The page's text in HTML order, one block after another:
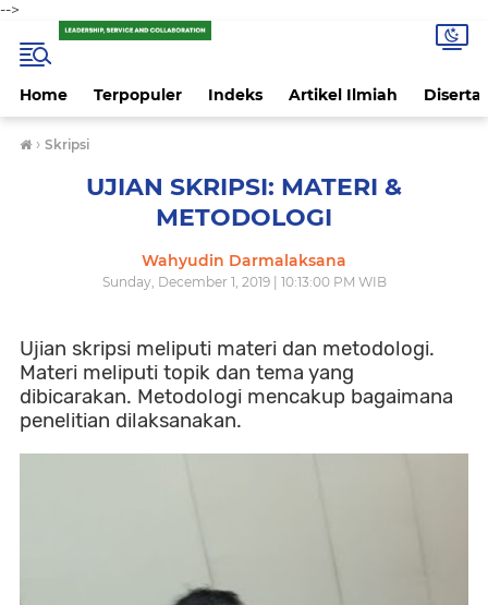
-->
Home Terpopuler Indeks Artikel Ilmiah
› Skripsi
UJIAN SKRIPSI: MATERI &
METODOLOGI
Wahyudin Darmalaksana
Sunday, December 1, 2019 | 10:13:00 PM WIB
Ujian skripsi meliputi materi dan metodologi.
Materi meliputi topik dan tema yang
dibicarakan. Metodologi mencakup bagaimana
penelitian dilaksanakan.